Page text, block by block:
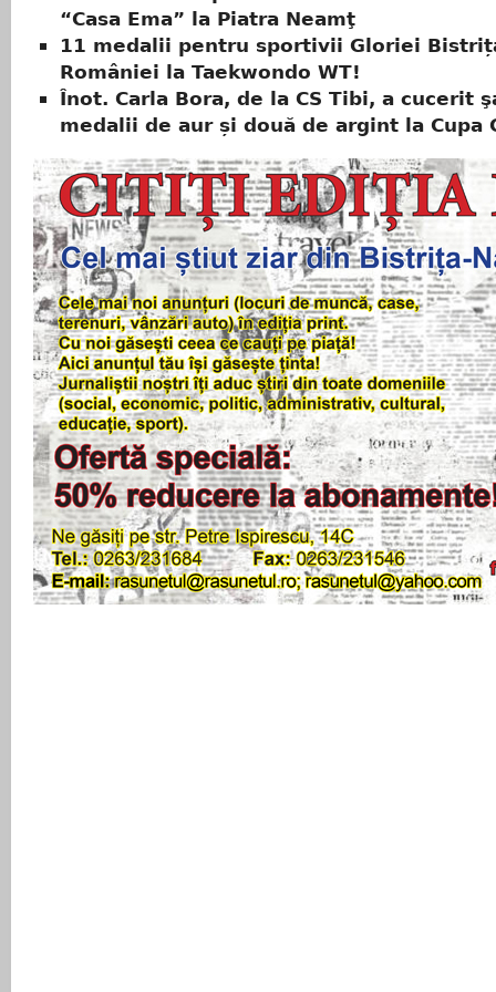
“Casa Ema” la Piatra Neamţ
11 medalii pentru sportivii Gloriei
României la Taekwondo WT!
Înot. Carla Bora, de la CS Tibi, a cucerit
medalii de aur și două de argint la Cupa